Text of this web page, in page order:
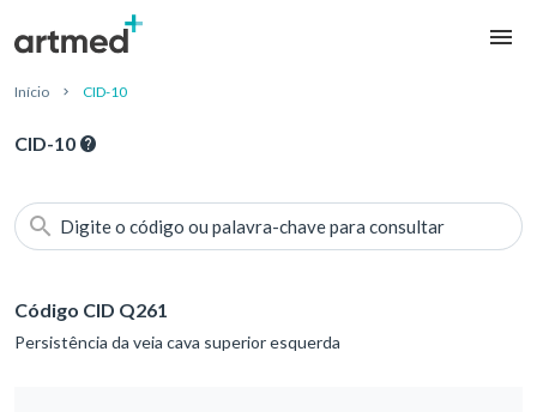
Início CID-10
CID-10
Digite o código ou palavra-chave para consultar
Código CID Q261
Persistência da veia cava superior esquerda